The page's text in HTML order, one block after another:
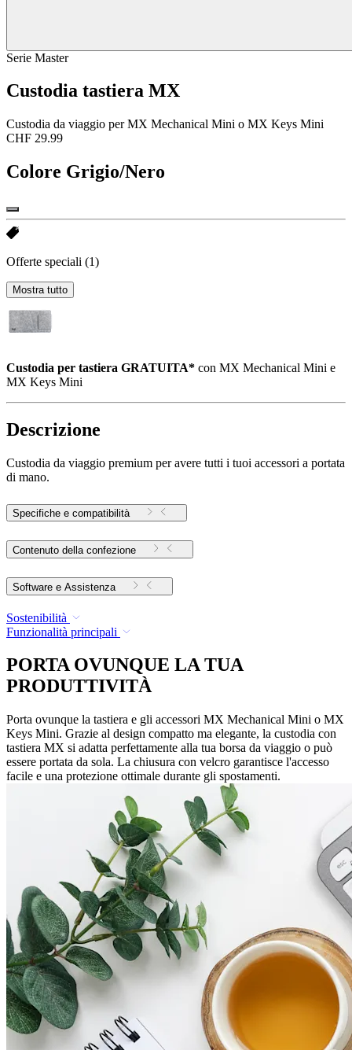
Serie Master
Custodia tastiera MX
Custodia da viaggio per MX Mechanical Mini o MX Keys Mini
CHF 29.99
Colore Grigio/Nero
Offerte speciali (1)
Mostra tutto
Custodia per tastiera GRATUITA* con MX Mechanical Mini e
MX Keys Mini
Descrizione
Custodia da viaggio premium per avere tutti i tuoi accessori a portata
di mano.
Specifiche e compatibilità
Contenuto della confezione
Software e Assistenza
Sostenibilità
Funzionalità principali
PORTA OVUNQUE LA TUA
PRODUTTIVITÀ
Porta ovunque la tastiera e gli accessori MX Mechanical Mini o MX
Keys Mini. Grazie al design compatto ma elegante, la custodia con
tastiera MX si adatta perfettamente alla tua borsa da viaggio o può
essere portata da sola. La chiusura con velcro garantisce l'accesso
facile e una protezione ottimale durante gli spostamenti.